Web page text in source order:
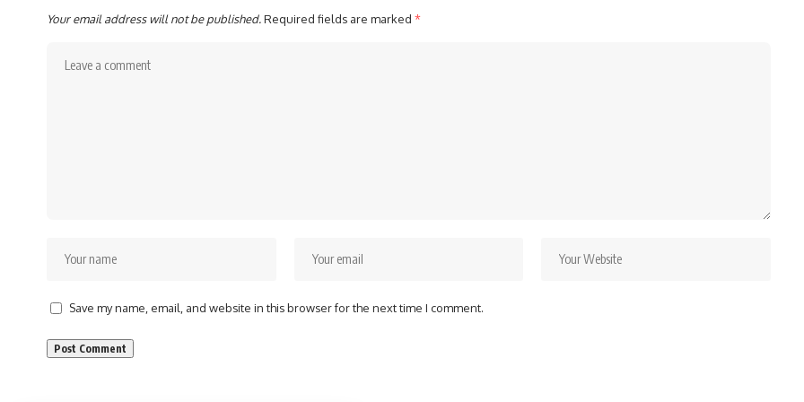
Your email address will not be published.Required fields are marked *
Save my name, email, and website in this browser for the next time I comment.